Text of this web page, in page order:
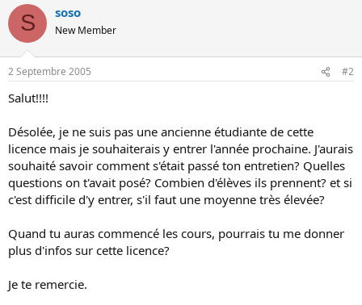
S soso
New Member
2 Septembre 2005 #2
Salut!!!!
Désolée, je ne suis pas une ancienne étudiante de cette
licence mais je souhaiterais y entrer l'année prochaine. J'aurais
souhaité savoir comment s'était passé ton entretien? Quelles
questions on t'avait posé? Combien d'élèves ils prennent? et si
c'est difficile d'y entrer, s'il faut une moyenne très élevée?
Quand tu auras commencé les cours, pourrais tu me donner
plus d'infos sur cette licence?
Je te remercie.